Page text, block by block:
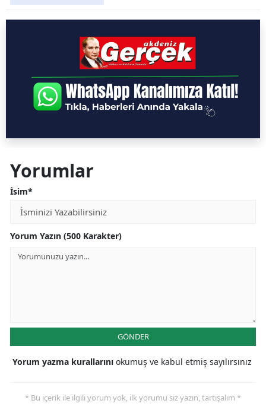
Yorumlar
İsim*
Yorum Yazın (500 Karakter)
GÖNDER
Yorum yazma kurallarını okumuş ve kabul etmiş sayılırsınız
* Bu içerik ile ilgili yorum yok, ilk yorumu siz yazın, tartışalım *